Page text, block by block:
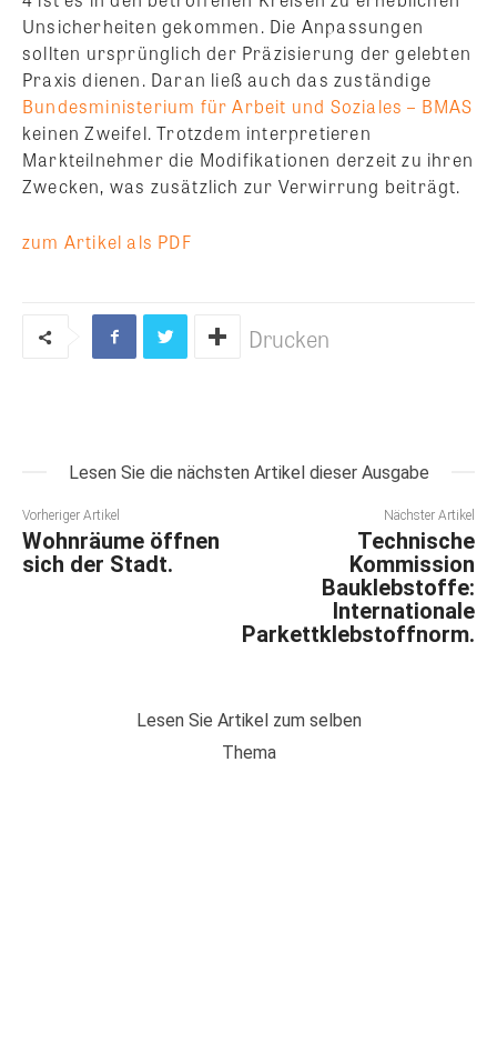
Unsicherheiten gekommen. Die Anpassungen
sollten ursprünglich der Präzisierung der gelebten
Praxis dienen. Daran ließ auch das zuständige
Bundesministerium für Arbeit und Soziales – BMAS
keinen Zweifel. Trotzdem interpretieren
Markteilnehmer die Modifikationen derzeit zu ihren
Zwecken, was zusätzlich zur Verwirrung beiträgt.
zum Artikel als PDF
Drucken
Lesen Sie die nächsten Artikel dieser Ausgabe
Vorheriger Artikel
Wohnräume öffnen
sich der Stadt.
Nächster Artikel
Technische
Kommission
Bauklebstoffe:
Internationale
Parkettklebstoffnorm.
Lesen Sie Artikel zum selben
Thema